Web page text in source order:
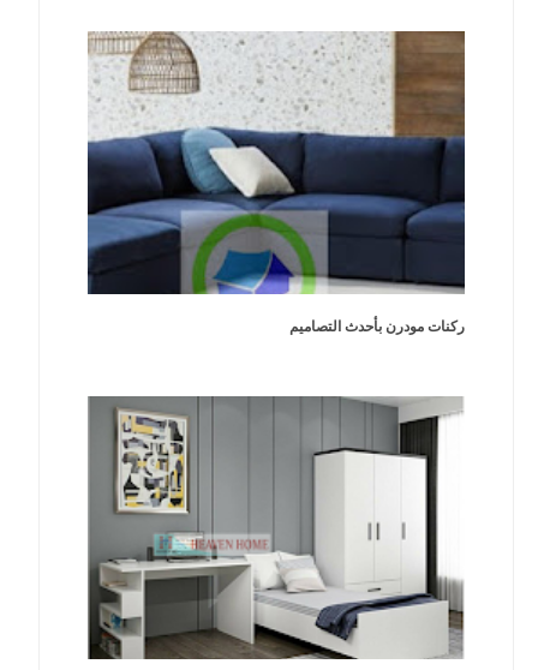
ركنات مودرن بأحدث التصاميم